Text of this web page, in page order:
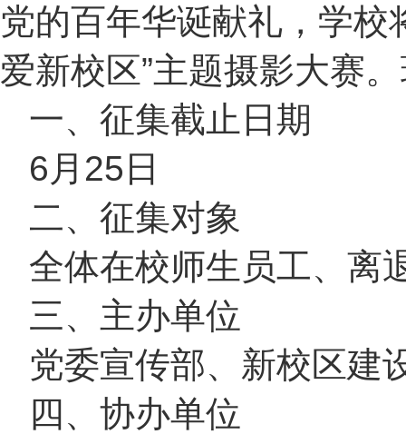
党的百年华诞献礼，学校
爱新校区”主题摄影大赛
一、征集截止日期
6月25日
二、征集对象
全体在校师生员工、离
三、主办单位
党委宣传部、新校区建
四、协办单位